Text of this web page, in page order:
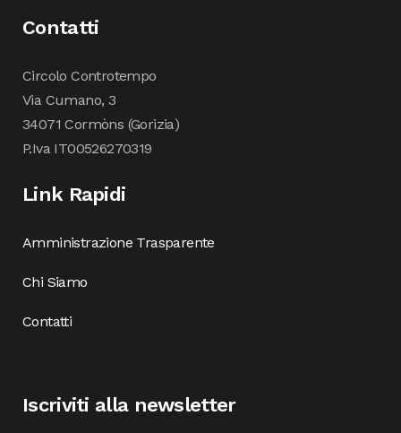
Contatti
Circolo Controtempo
Via Cumano, 3
34071 Cormòns (Gorizia)
P.Iva IT00526270319
Link Rapidi
Amministrazione Trasparente
Chi Siamo
Contatti
Iscriviti alla newsletter